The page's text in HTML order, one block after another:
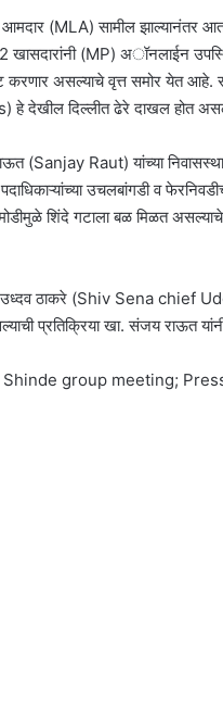
(MLA) सामील झाल्यानंतर
(MP) अॉनलाईन
करणार असल्याचे वृत्त समोर येत
दिल्लीत ढेरे दाखल होत
Raut) यांच्या
उचलबांगडी व
शिंदे गटाला बळ मिळत
उध्दव ठाकरे (Shiv Sena chief
प्रतिक्रिया खा. संजय राऊत
group meeting;